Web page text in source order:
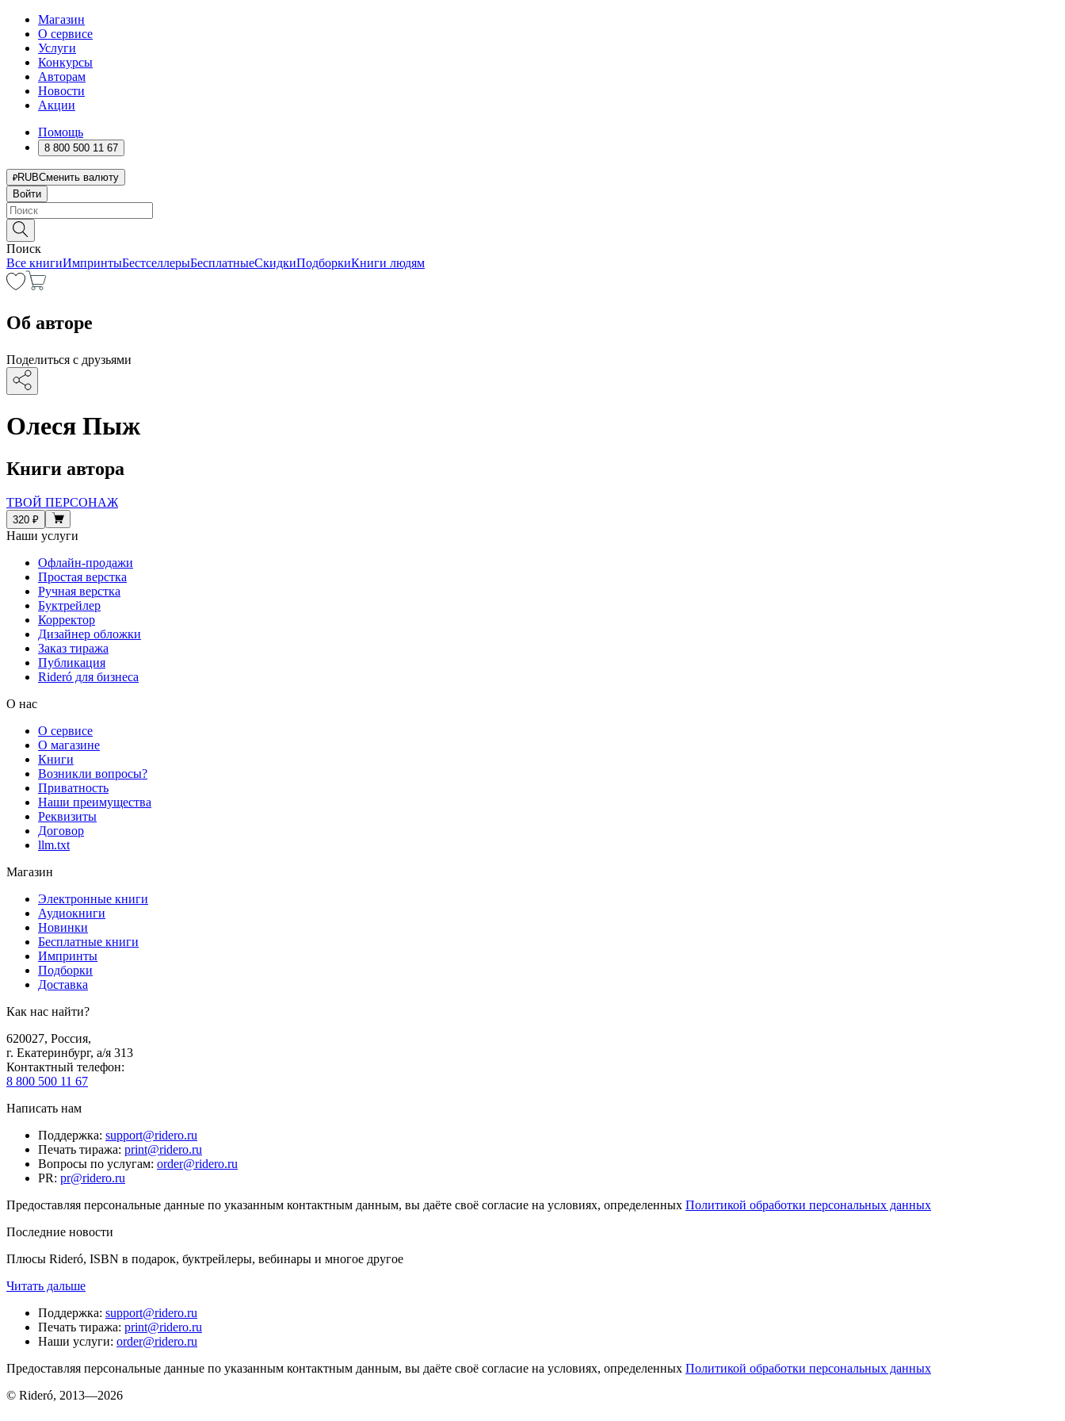
Магазин
О сервисе
Услуги
Конкурсы
Авторам
Новости
Акции
Помощь
8 800 500 11 67
RUBСменить валюту
Войти
Поиск
Все книгиИмпринтыБестселлерыБесплатныеСкидкиПодборкиКниги людям
Об авторе
Поделиться с друзьями
Олеся Пыж
Книги автора
ТВОЙ ПЕРСОНАЖ
320 ₽
Наши услуги
Офлайн-продажи
Простая верстка
Ручная верстка
Буктрейлер
Корректор
Дизайнер обложки
Заказ тиража
Публикация
Rideró для бизнеса
О нас
О сервисе
О магазине
Книги
Возникли вопросы?
Приватность
Наши преимущества
Реквизиты
Договор
llm.txt
Магазин
Электронные книги
Аудиокниги
Новинки
Бесплатные книги
Импринты
Подборки
Доставка
Как нас найти?
620027, Россия,
г. Екатеринбург, а/я 313
Контактный телефон:
8 800 500 11 67
Написать нам
Поддержка: support@ridero.ru
Печать тиража: print@ridero.ru
Вопросы по услугам: order@ridero.ru
PR: pr@ridero.ru
Предоставляя персональные данные по указанным контактным данным, вы даёте своё согласие на условиях, определенных Политикой обработки персональных данных
Последние новости
Плюсы Rideró, ISBN в подарок, буктрейлеры, вебинары и многое другое
Читать дальше
Поддержка: support@ridero.ru
Печать тиража: print@ridero.ru
Наши услуги: order@ridero.ru
Предоставляя персональные данные по указанным контактным данным, вы даёте своё согласие на условиях, определенных Политикой обработки персональных данных
© Rideró, 2013—2026